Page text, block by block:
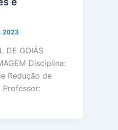
2023
DE GOIÁS
Disciplina:
Redução de